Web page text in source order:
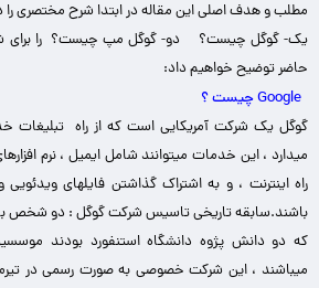
مطلب و هدف اصلی این مقاله در ابتدا شرح مختصری را در
یک- گوگل چیست؟ دو- گوگل مپ چیست؟ را برای
حاضر توضیح خواهیم داد:
گوگل یک شرکت آمریکایی است که از راه تبلیغات
میدارد ، این خدمات میتوانند شامل ایمیل ، نرم
راه اینترنت ، و به اشتراک گذاشتن فایلهای
باشند.سابقه تاریخی تاسیس شرکت گوگل : دو شخص با